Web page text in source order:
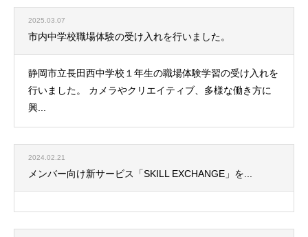
2025.03.07
市内中学校職場体験の受け入れを行いました。
静岡市立長田西中学校１年生の職場体験学習の受け入れを
行いました。 カメラやクリエイティブ、多様な働き方に
興...
2024.02.21
メンバー向け新サービス「SKILL EXCHANGE」を...